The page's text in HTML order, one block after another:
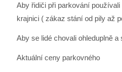
Aby řidiči při parkování
krajnici ( zákaz stání od pily až
Aby se lidé chovali ohleduplně a
Aktuální ceny parkovného